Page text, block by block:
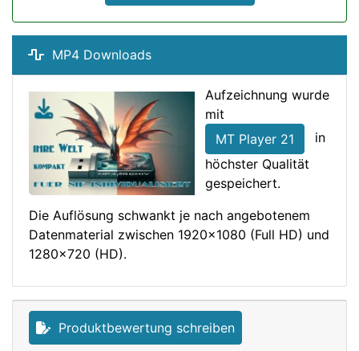
MP4 Downloads
Aufzeichnung wurde
mit
MT Player 21
in
höchster Qualität
gespeichert.
Die Auflösung schwankt je nach angebotenem
Datenmaterial zwischen 1920x1080 (Full HD) und
1280x720 (HD).
Produktbewertung schreiben